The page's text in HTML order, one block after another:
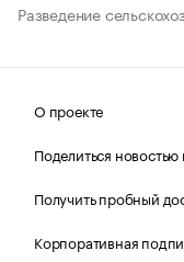
Разведение
О проекте
Поделиться
Получить пробный
Корпоративная